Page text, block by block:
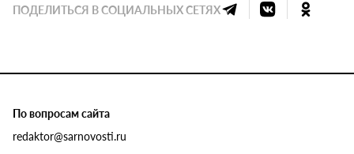
ПОДЕЛИТЬСЯ В СОЦИАЛЬНЫХ СЕТЯХ
По вопросам сайта
redaktor@sarnovosti.ru